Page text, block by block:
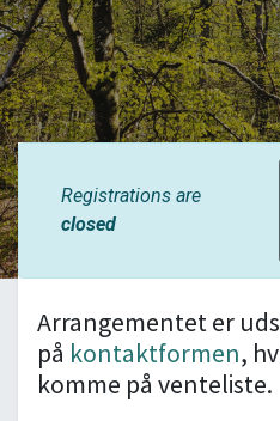
Registrations are
closed
Arrangementet er
på kontaktformen,
komme på venteliste.